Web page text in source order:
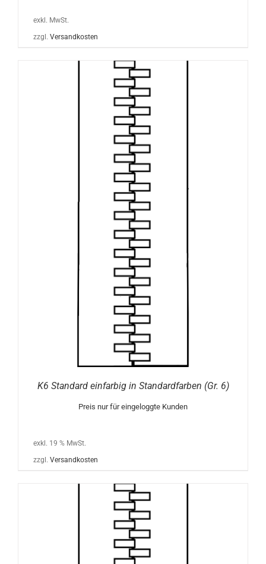
exkl. MwSt.
zzgl. Versandkosten
K6 Standard einfarbig in Standardfarben (Gr. 6)
Preis nur für eingeloggte Kunden
exkl. 19 % MwSt.
zzgl. Versandkosten